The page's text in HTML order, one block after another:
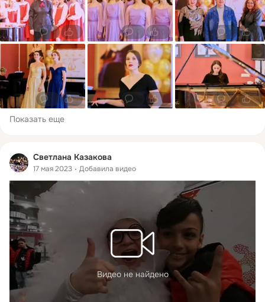
0 1 0 0 0 0
1 0 0 0
Показать еще
Светлана Казакова
17 мая 2023 Добавила видео
Видео не найдено